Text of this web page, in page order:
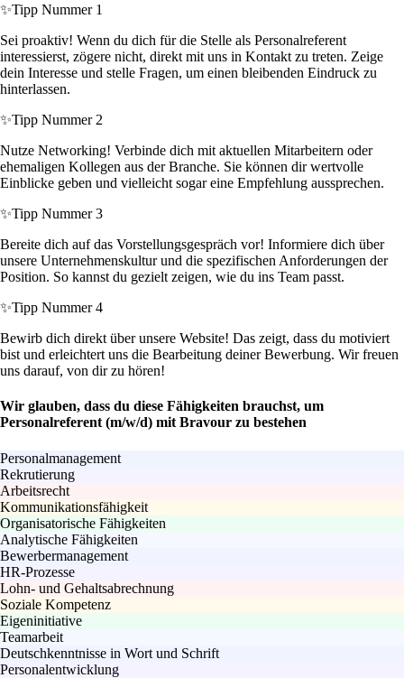
✨Tipp Nummer 1
Sei proaktiv! Wenn du dich für die Stelle als Personalreferent
interessierst, zögere nicht, direkt mit uns in Kontakt zu treten. Zeige
dein Interesse und stelle Fragen, um einen bleibenden Eindruck zu
hinterlassen.
✨Tipp Nummer 2
Nutze Networking! Verbinde dich mit aktuellen Mitarbeitern oder
ehemaligen Kollegen aus der Branche. Sie können dir wertvolle
Einblicke geben und vielleicht sogar eine Empfehlung aussprechen.
✨Tipp Nummer 3
Bereite dich auf das Vorstellungsgespräch vor! Informiere dich über
unsere Unternehmenskultur und die spezifischen Anforderungen der
Position. So kannst du gezielt zeigen, wie du ins Team passt.
✨Tipp Nummer 4
Bewirb dich direkt über unsere Website! Das zeigt, dass du motiviert
bist und erleichtert uns die Bearbeitung deiner Bewerbung. Wir freuen
uns darauf, von dir zu hören!
Wir glauben, dass du diese Fähigkeiten brauchst, um
Personalreferent (m/w/d) mit Bravour zu bestehen
Personalmanagement
Rekrutierung
Arbeitsrecht
Kommunikationsfähigkeit
Organisatorische Fähigkeiten
Analytische Fähigkeiten
Bewerbermanagement
HR-Prozesse
Lohn- und Gehaltsabrechnung
Soziale Kompetenz
Eigeninitiative
Teamarbeit
Deutschkenntnisse in Wort und Schrift
Personalentwicklung